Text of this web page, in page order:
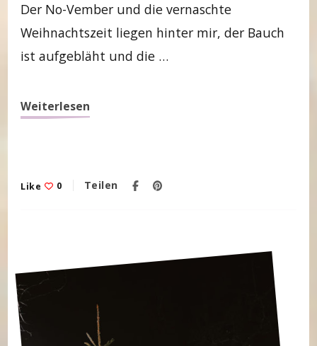
Der No-Vember und die vernaschte
Weihnachtszeit liegen hinter mir, der Bauch
ist aufgebläht und die …
Weiterlesen
Like 0 Teilen